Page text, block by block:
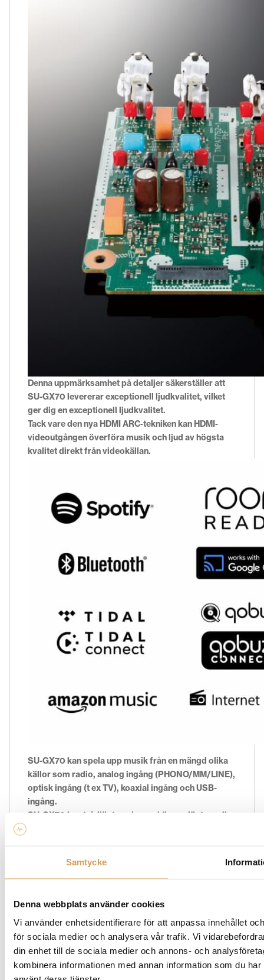
Samtycke
Denna webbplats använder cookies
Vi använder enhetsidentifierare för att anpassa innehållet
för sociala medier och analysera vår trafik. Vi
din enhet till de sociala medier och annons- och
kombinera informationen med annan information som du
Denna uppmärksamhet på detaljer säkerställer att
SU-GX70 levererar exceptionell ljudkvalitet, vilket
ger dig en exceptionell ljudkvalitet.
Tack vare den nya HDMI ARC-tekniken kan HDMI-
videoutgången överföra musik och ljud av högsta
kvalitet direkt från videokällan.
SU-GX70 kan spela upp musik från en mängd olika
källor som radio, analog ingång (PHONO/MM/LINE),
optisk ingång (t ex TV), koaxial ingång och USB-
ingång.
SU-GX70 kan trådlöst spela upp högupplöst musik
Google Cast™ så du får tillgång till ett brett utbud av
streamingtjänster.